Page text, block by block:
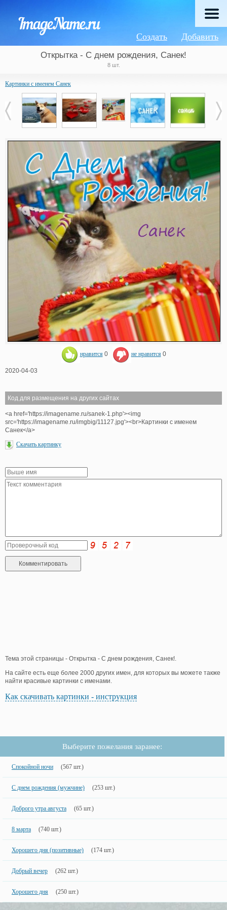
Добавить
Создать
Открытка - С днем рождения, Санек!
8 шт.
Картинки с именем Санек
нравится 0 не нравится 0
2020-04-03
Код для размещения на других сайтах
<a href='https://imagename.ru/sanek-1.php'><img
src='https://imagename.ru/imgbig/11127.jpg'><br>Картинки с именем
Санек</a>
Скачать картинку
Тема этой страницы - Открытка - С днем рождения, Санек!.
На сайте есть еще более 2000 других имен, для которых вы можете также
найти красивые картинки с именами.
Как скачивать картинки - инструкция
Выберите пожелания заранее:
Спокойной ночи (567 шт.)
С днем рождения (мужчине) (253 шт.)
Доброго утра августа (65 шт.)
8 марта (740 шт.)
Хорошего дня (позитивные) (174 шт.)
Добрый вечер (262 шт.)
Хорошего дня (250 шт.)